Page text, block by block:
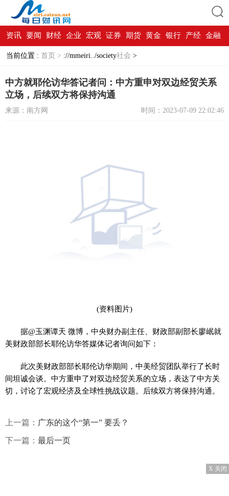
搜索
资讯 要闻 财经 企业 宏观 证券 期货 黄金 银行 产经 金融
当前位置 : 首页 > ://mmeiri../society社会 >
中方就耶伦访华答记者问：中方重申对双边经贸关系
立场，后续双方将保持沟通
来源：南方网 时间：2023-07-09 22:02:46
(资料图片)
据@玉渊谭天 微博，中央财办副主任、财政部副部长廖岷就
美财政部部长耶伦访华答媒体记者询问如下：
此次美财政部部长耶伦访华期间，中美经贸团队举行了长时
间坦诚会谈。中方重申了对双边经贸关系的立场，表达了中方关
切，讨论了宏观经济及全球性挑战议题。后续双方将保持沟通。
上一篇： 广东的这个“第一” 要丢？
下一篇： 最后一页
X 关闭